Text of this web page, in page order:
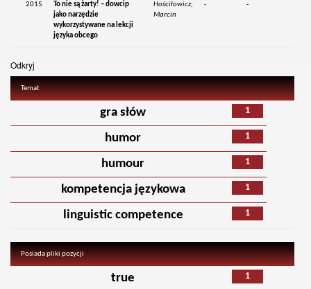
2015
To nie są żarty! – dowcip
jako narzędzie
wykorzystywane na lekcji
języka obcego
Hościłowicz,
Marcin
- -
Odkryj
Temat
1
gra słów
1
humor
1
humour
1
kompetencja językowa
1
linguistic competence
Posiada pliki pozycji
1
true